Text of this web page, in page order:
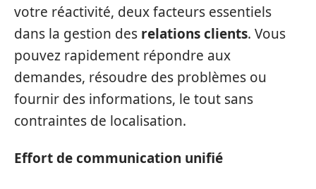
votre réactivité, deux facteurs essentiels
dans la gestion des relations clients. Vous
pouvez rapidement répondre aux
demandes, résoudre des problèmes ou
fournir des informations, le tout sans
contraintes de localisation.
Effort de communication unifié